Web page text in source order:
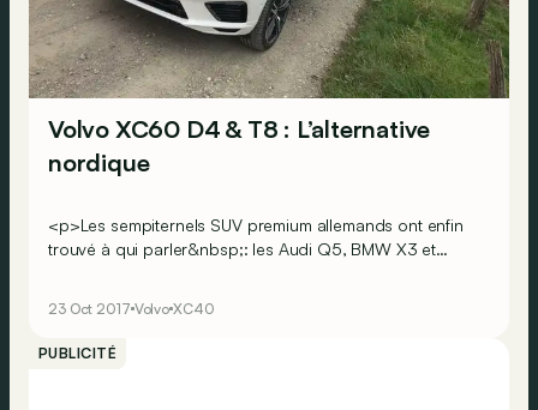
Volvo XC60 D4 & T8 : L’alternative
nordique
<p>Les sempiternels SUV premium allemands ont enfin
trouvé à qui parler&nbsp;: les Audi Q5, BMW X3 et
affûtés que jadis ! Outre les sportifs Alfa Romeo Stelvio,
Jaguar F-Pace et Porsche Macan, ils doivent en effet
23 Oct 2017 Volvo XC40
PUBLICITÉ